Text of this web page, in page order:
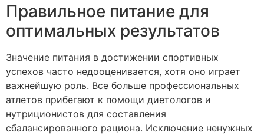
Правильное питание для
оптимальных результатов
Значение питания в достижении спортивных
успехов часто недооценивается, хотя оно играет
важнейшую роль. Все больше профессиональных
атлетов прибегают к помощи диетологов и
нутриционистов для составления
сбалансированного рациона. Исключение ненужных